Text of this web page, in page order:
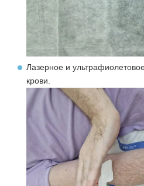
Лазерное и
крови.